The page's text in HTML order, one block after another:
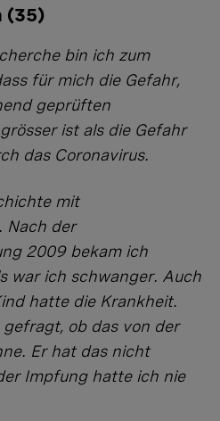
(35)
bin ich zum
für mich die Gefahr,
geprüften
ist als die Gefahr
das Coronavirus.
mit
Nach der
2009 bekam ich
war ich schwanger. Auch
hatte die Krankheit.
ob das von der
Er hat das nicht
Impfung hatte ich nie